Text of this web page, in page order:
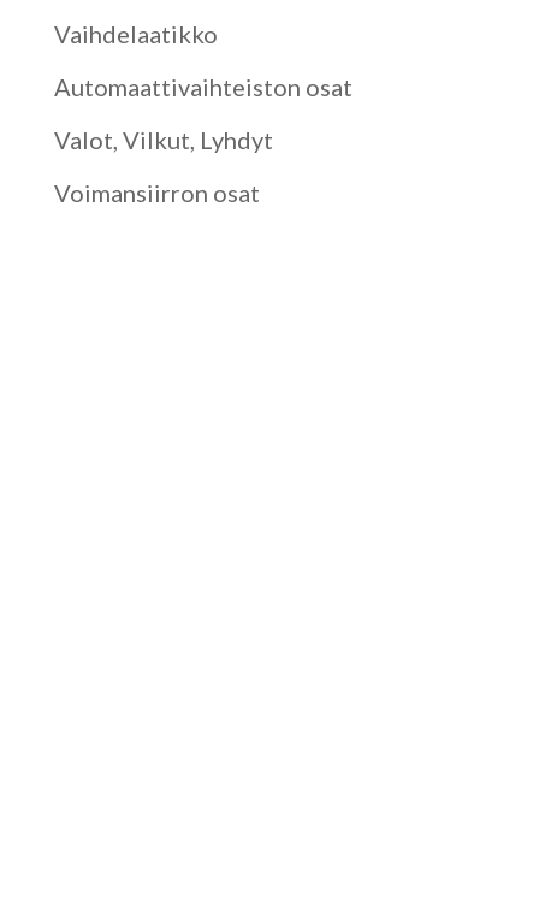
Vaihdelaatikko
Automaattivaihteiston osat
Valot, Vilkut, Lyhdyt
Voimansiirron osat